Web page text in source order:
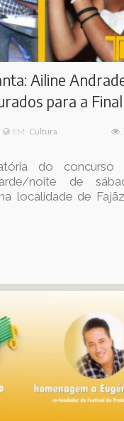
Ailine
para a Final
EM: Cultura
do concurso
noite de
localidade de